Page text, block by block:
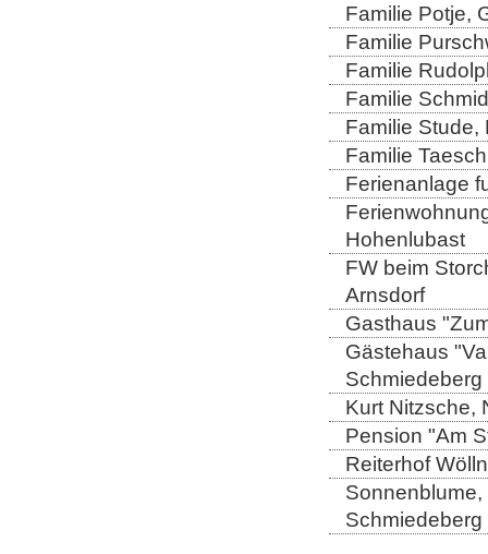
Familie Potje,
Familie
Familie
Familie
Familie Stude,
Familie
Ferienanlage
Hohenlubast
FW beim
Arnsdorf
Gasthaus
Gästehaus
Schmiedeberg
Kurt Nitzsche,
Pension "Am
Reiterhof
Sonnenblume,
Schmiedeberg